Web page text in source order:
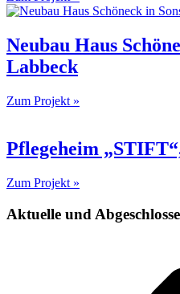
Neubau Haus
Labbeck
Zum Projekt »
Pflegeheim
Zum Projekt »
Aktuelle und